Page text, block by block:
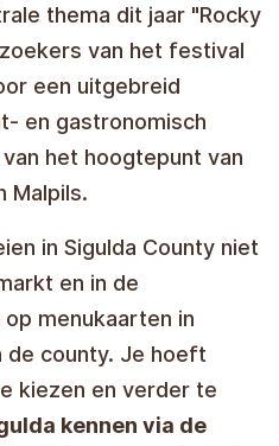
thema dit jaar "Rocky
van het festival
een uitgebreid
en gastronomisch
het hoogtepunt van
Malpils.
in Sigulda County niet
en in de
menukaarten in
de county. Je hoeft
kiezen en verder te
kennen via de